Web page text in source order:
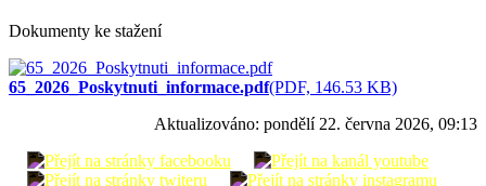
Dokumenty ke stažení
65_2026_Poskytnuti_informace.pdf(PDF, 146.53 KB)
Aktualizováno: pondělí 22. června 2026, 09:13